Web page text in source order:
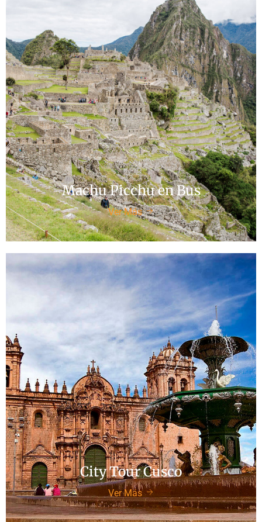
Machu Picchu en Bus
Ver Más
City Tour Cusco
Ver Más